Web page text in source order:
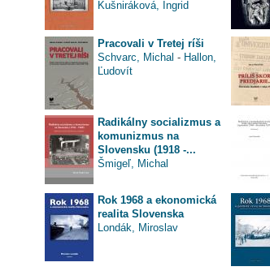
Kušniráková, Ingrid
Pracovali v Tretej ríši
Schvarc, Michal - Hallon,
Ľudovít
Radikálny socializmus a
komunizmus na
Slovensku (1918 -...
Šmigeľ, Michal
Rok 1968 a ekonomická
realita Slovenska
Londák, Miroslav